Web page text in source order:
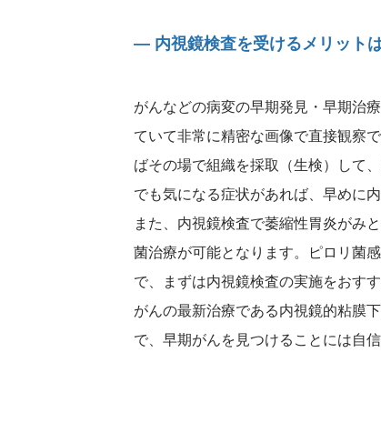
― 内視鏡検査を受けるメリット
がんなどの病変の早期発見・早期治
ていて非常に精密な画像で直接観察
ばその場で組織を採取（生検）して
でも気になる症状があれば、早めに
また、内視鏡検査で萎縮性胃炎がみ
菌治療が可能となります。ピロリ菌
で、まずは内視鏡検査の実施をおす
がんの最新治療である内視鏡的粘膜
で、早期がんを見つけることには自